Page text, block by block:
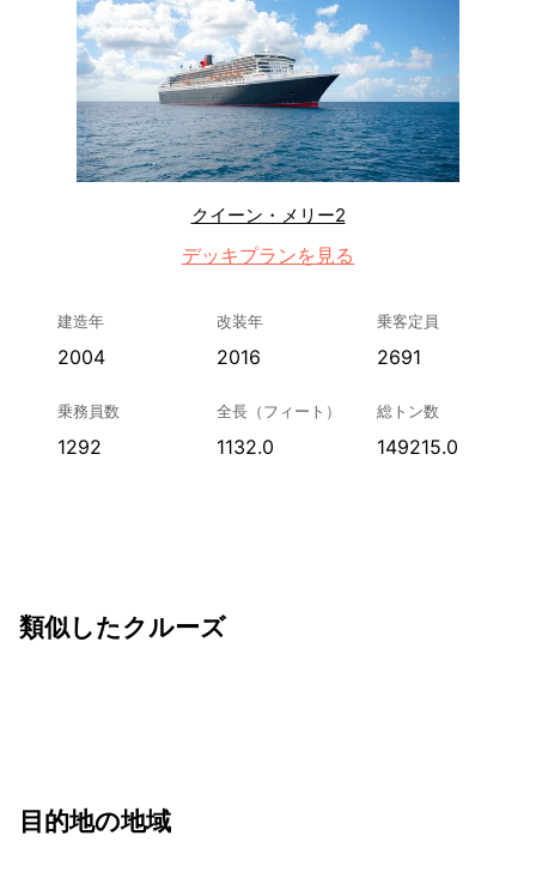
クイーン・メリー2
デッキプランを見る
建造年
2004
改装年
2016
乗客定員
2691
乗務員数
1292
全長（フィート）
1132.0
総トン数
149215.0
類似したクルーズ
目的地の地域